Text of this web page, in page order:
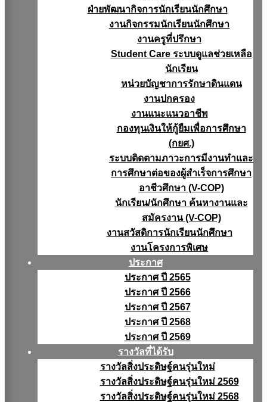
ฝ่ายพัฒนากิจการนักเรียนนักศึกษา
งานกิจกรรมนักเรียนนักศึกษา
งานครูที่ปรึกษา
Student Care ระบบดูแลช่วยเหลือ
นักเรียน
หน่วยบัญชาการรักษาดินแดน
งานปกครอง
งานแนะแนวอาชีพ
กองทุนเงินให้กู้ยืมเพื่อการศึกษา
(กยศ.)
ระบบติดตามภาวะการมีงานทำและ
การศึกษาต่อของผู้สำเร็จการศึกษา
อาชีวศึกษา (V-COP)
นักเรียน/นักศึกษา ค้นหางานและ
สมัครงาน (V-COP)
งานสวัสดิการนักเรียนนักศึกษา
งานโครงการพิเศษ
ประกาศ
ประกาศ ปี 2565
ประกาศ ปี 2566
ประกาศ ปี 2567
ประกาศ ปี 2568
ประกาศ ปี 2569
รางวัลที่ได้รับ
รางวัลสิ่งประดิษฐ์คนรุ่นใหม่
รางวัลสิ่งประดิษฐ์คนรุ่นใหม่ 2569
รางวัลสิ่งประดิษฐ์คนรุ่นใหม่ 2568